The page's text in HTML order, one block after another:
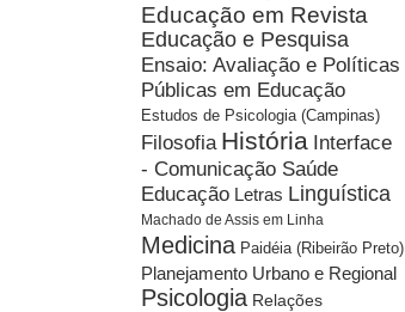
Educação em Revista
Educação e Pesquisa
Ensaio: Avaliação e Políticas
Públicas em Educação
Estudos de Psicologia (Campinas)
Filosofia História Interface
- Comunicação Saúde
Educação Letras Linguística
Machado de Assis em Linha
Medicina Paidéia (Ribeirão Preto)
Planejamento Urbano e Regional
Psicologia Relações